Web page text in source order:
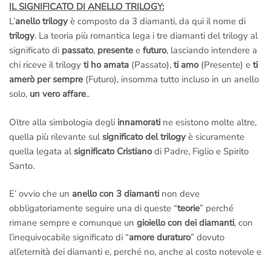
rimborsato.
–Assistenza gratuita a vita : ci teniamo a rivederti presto,
chiama o scrivi se hai dei problemi, ti aiutiamo noi , la tua
soddisfazione è la nostra miglior pubblicità.
–Fotografie della lavorazione dell’anello via e-mail: Si,
facciamo degli scatti mentre lo creiamo; potraiallegarli al tuo
regaloe renderlo unico.
non abbiamo nulla da nascondere.
Non ci credi?Prenota una visita in laboratorioe vieni a vederlo
dal vivo,potrai fare tu stesso foto e video ai Maestri Orafi a
lavoro.
devono essere richieste prima dell’ordine.
Email ainfo@anelli.it
Whatsapp ai Maestri del laboratorio di Romaal numero
IL SIGNIFICATO DI ANELLO TRILOGY:
L’anello trilogyè composto da 3 diamanti, da qui il nome di
trilogy. La teoria più romantica lega i tre diamanti del trilogy al
significato di passato, presente e futuro, lasciando intendere a
chi riceve il trilogy ti ho amata (Passato), ti amo(Presente) e ti
amerò per sempre (Futuro), insomma tutto incluso in un anello
solo, un vero affare..
Oltre alla simbologia degli innamorati ne esistono molte altre,
quella più rilevante sul significato del trilogyè sicuramente
quella legata alsignificato Cristianodi Padre, Figlio e Spirito
Santo.
E’ ovvio che un anello con 3 diamanti non deve
obbligatoriamente seguire una di queste “teorie” perché
rimane sempre e comunque un gioiello con dei diamanti, con
l’inequivocabile significato di “amore duraturo” dovuto
all’eternità dei diamanti e, perché no, anche al costo notevole e